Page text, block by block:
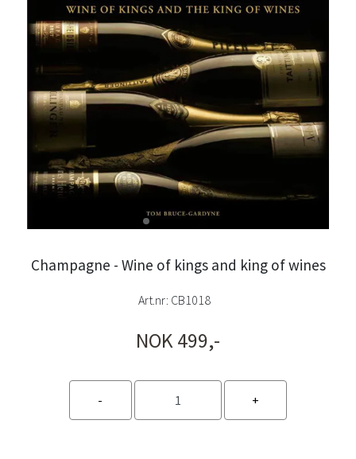
Champagne - Wine of kings and king of wines
Art.nr: CB1018
NOK 499,-